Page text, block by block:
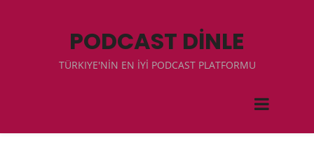
PODCAST DİNLE
TÜRKIYE'NİN EN İYİ PODCAST PLATFORMU